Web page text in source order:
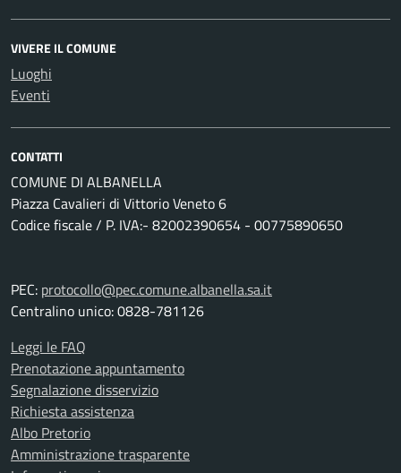
VIVERE IL COMUNE
Luoghi
Eventi
CONTATTI
COMUNE DI ALBANELLA
Piazza Cavalieri di Vittorio Veneto 6
Codice fiscale / P. IVA:- 82002390654 - 00775890650
PEC: protocollo@pec.comune.albanella.sa.it
Centralino unico: 0828-781126
Leggi le FAQ
Prenotazione appuntamento
Segnalazione disservizio
Richiesta assistenza
Albo Pretorio
Amministrazione trasparente